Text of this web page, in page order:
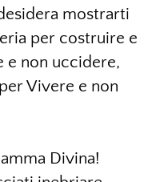
mostrarti
per costruire e
e non uccidere,
Vivere e non
Divina!